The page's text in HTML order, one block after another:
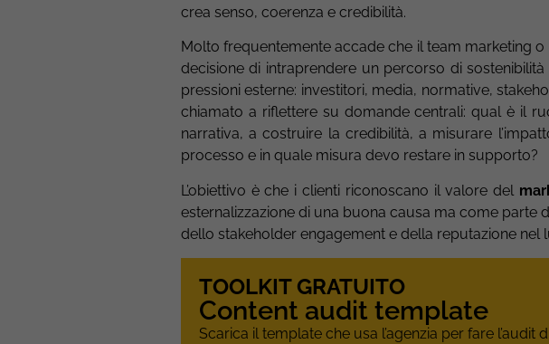
crea senso, coerenza e credibilità.
Molto frequentemente accade che il team marketing
decisione di intraprendere un percorso di
pressioni esterne: investitori, media, normative,
chiamato a riflettere su domande centrali: qual è il
narrativa, a costruire la credibilità, a misurare
processo e in quale misura devo restare in supporto?
L’obiettivo è che i clienti riconoscano il valore del
esternalizzazione di una buona causa ma come parte
dello stakeholder engagement e della reputazione nel
TOOLKIT GRATUITO
Content audit template
Scarica il template che usa l’agenzia per fare l’audit